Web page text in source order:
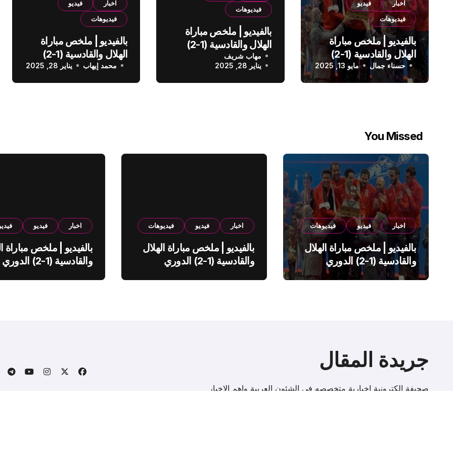
اخبار
فيديو
فيديوهات
بالفيديو | ملخص مباراة
الهلال والقادسية (1-2)
الدوري السعودي
حسناء جمال مايو 13, 2025
فيديوهات
بالفيديو | ملخص مباراة
الهلال والقادسية (1-2)
الدوري السعودي
مهاب شريف
يناير 28, 2025
اخبار
فيديو
فيديوهات
بالفيديو | ملخص مباراة
الهلال والقادسية (1-2)
الدوري السعودي
محمد إيهاب يناير 28, 2025
You Missed
اخبار فيديو فيديوهات
بالفيديو | ملخص مباراة الهلال
والقادسية (1-2) الدوري
السعودي
اخبار فيديو فيديوهات
بالفيديو | ملخص مباراة الهلال
والقادسية (1-2) الدوري
اخبار فيديو
بالفيديو | ملخص مباراة
والقادسية (1-2) الدوري
جريدة المقال
صحيفة إلكترونية اخبارية متخصصه فى الشئون العربية واهم الاخبار